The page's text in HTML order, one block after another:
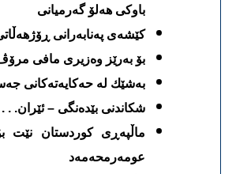
باوكی هه‌لۆ گه‌رمیانی
كێشه‌ی په‌نابه‌رانی
بۆ به‌رێز وه‌زیری مافی مرۆڤ
به‌شێك له‌ حه‌كایه‌ته‌كانی
شكاندنی بێده‌نگی – ئێران. .
ماڵپه‌ڕی كوردستان نێت
عومه‌رمحه‌مه‌د